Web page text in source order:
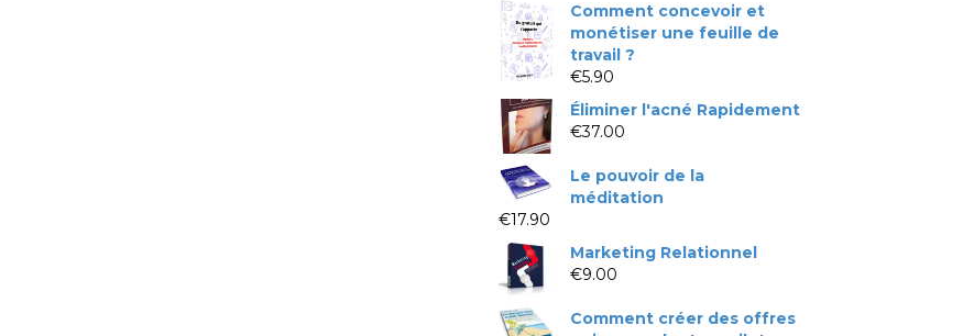
Comment concevoir et
monétiser une feuille de
travail ?
€5.90
Éliminer l'acné Rapidement
€37.00
Le pouvoir de la
méditation
€17.90
Marketing Relationnel
€9.00
Comment créer des offres